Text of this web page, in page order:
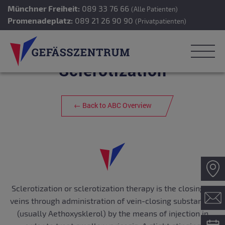
Münchner Freiheit: 089 33 76 66 (Alle Patienten)
Promenadeplatz: 089 21 26 90 90 (Privatpatienten)
Sclerotization
← Back to ABC Overview
Sclerotization or sclerotization therapy is the closing of
veins through administration of vein-closing substances
(usually Aethoxysklerol) by the means of injection in